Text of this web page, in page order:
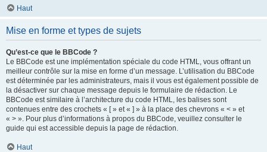
Haut
Mise en forme et types de sujets
Qu’est-ce que le BBCode ?
Le BBCode est une implémentation spéciale du code HTML, vous offrant un
meilleur contrôle sur la mise en forme d’un message. L’utilisation du BBCode
est déterminée par les administrateurs, mais il vous est également possible de
la désactiver sur chaque message depuis le formulaire de rédaction. Le
BBCode est similaire à l’architecture du code HTML, les balises sont
contenues entre des crochets « [ » et « ] » à la place des chevrons « < » et
« > ». Pour plus d’informations à propos du BBCode, veuillez consulter le
guide qui est accessible depuis la page de rédaction.
Haut